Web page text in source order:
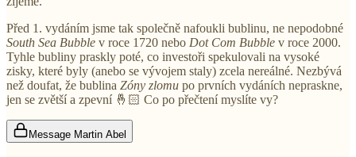
Před 1. vydáním jsme tak společně nafoukli bublinu, ne nepodobné
South Sea Bubble v roce 1720 nebo Dot Com Bubble v roce 2000.
Tyhle bubliny praskly poté, co investoři spekulovali na vysoké
zisky, které byly (anebo se vývojem staly) zcela nereálné. Nezbývá
než doufat, že bublina Zóny zlomu po prvních vydáních nepraskne,
jen se zvětší a zpevní 🤞🏻 Co po přečtení myslíte vy?
Message Martin Abel